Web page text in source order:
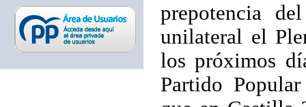
prepotencia
unilateral el
los próximos
Partido